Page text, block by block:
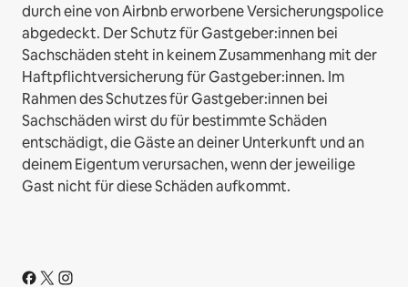
durch eine von Airbnb erworbene Versicherungspolice
abgedeckt. Der Schutz für Gastgeber:innen bei
Sachschäden steht in keinem Zusammenhang mit der
Haftpflichtversicherung für Gastgeber:innen. Im
Rahmen des Schutzes für Gastgeber:innen bei
Sachschäden wirst du für bestimmte Schäden
entschädigt, die Gäste an deiner Unterkunft und an
deinem Eigentum verursachen, wenn der jeweilige
Gast nicht für diese Schäden aufkommt.